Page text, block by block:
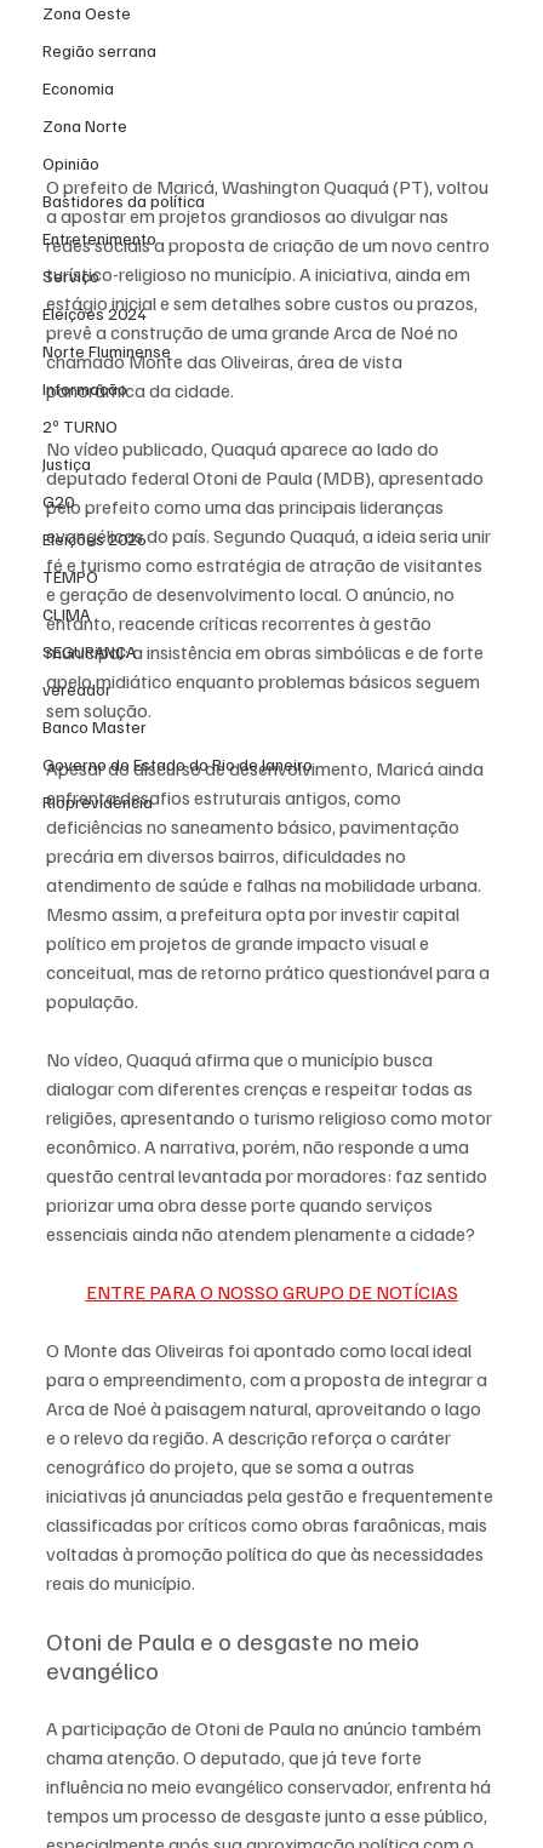
Zona Oeste
Região serrana
Economia
Zona Norte
Opinião
Bastidores da política
Entretenimento
Serviço
Eleições 2024
Norte Fluminense
Informação
2º TURNO
Justiça
G20
Eleições 2026
TEMPO
CLIMA
SEGURANÇA
vereador
Banco Master
Governo do Estado do Rio de Janeiro
Rioprevidência
O prefeito de Maricá, Washington Quaquá (PT), voltou
a apostar em projetos grandiosos ao divulgar nas
redes sociais a proposta de criação de um novo centro
turístico-religioso no município. A iniciativa, ainda em
estágio inicial e sem detalhes sobre custos ou prazos,
prevê a construção de uma grande Arca de Noé no
chamado Monte das Oliveiras, área de vista
panorâmica da cidade.
No vídeo publicado, Quaquá aparece ao lado do
deputado federal Otoni de Paula (MDB), apresentado
pelo prefeito como uma das principais lideranças
evangélicas do país. Segundo Quaquá, a ideia seria unir
fé e turismo como estratégia de atração de visitantes
e geração de desenvolvimento local. O anúncio, no
entanto, reacende críticas recorrentes à gestão
municipal: a insistência em obras simbólicas e de forte
apelo midiático enquanto problemas básicos seguem
sem solução.
Apesar do discurso de desenvolvimento, Maricá ainda
enfrenta desafios estruturais antigos, como
deficiências no saneamento básico, pavimentação
precária em diversos bairros, dificuldades no
atendimento de saúde e falhas na mobilidade urbana.
Mesmo assim, a prefeitura opta por investir capital
político em projetos de grande impacto visual e
conceitual, mas de retorno prático questionável para a
população.
No vídeo, Quaquá afirma que o município busca
dialogar com diferentes crenças e respeitar todas as
religiões, apresentando o turismo religioso como motor
econômico. A narrativa, porém, não responde a uma
questão central levantada por moradores: faz sentido
priorizar uma obra desse porte quando serviços
essenciais ainda não atendem plenamente a cidade?
ENTRE PARA O NOSSO GRUPO DE NOTÍCIAS
O Monte das Oliveiras foi apontado como local ideal
para o empreendimento, com a proposta de integrar a
Arca de Noé à paisagem natural, aproveitando o lago
e o relevo da região. A descrição reforça o caráter
cenográfico do projeto, que se soma a outras
iniciativas já anunciadas pela gestão e frequentemente
classificadas por críticos como obras faraônicas, mais
voltadas à promoção política do que às necessidades
reais do município.
Otoni de Paula e o desgaste no meio
evangélico
A participação de Otoni de Paula no anúncio também
chama atenção. O deputado, que já teve forte
influência no meio evangélico conservador, enfrenta há
tempos um processo de desgaste junto a esse público,